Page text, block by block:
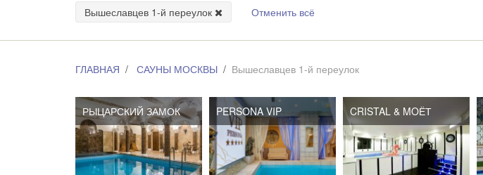
Вышеславцев 1-й переулок Отменить всё
ГЛАВНАЯ САУНЫ МОСКВЫ Вышеславцев 1-й переулок
РЫЦАРСКИЙ ЗАМОК PERSONA VIP CRISTAL & MOЁТ